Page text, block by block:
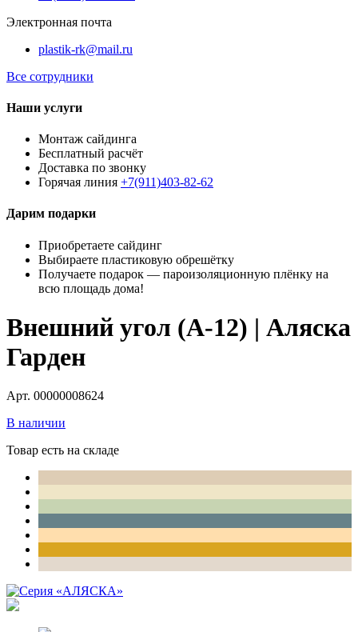
Электронная почта
plastik-rk@mail.ru
Все сотрудники
Наши услуги
Монтаж сайдинга
Бесплатный расчёт
Доставка по звонку
Горячая линия +7(911)403-82-62
Дарим подарки
Приобретаете сайдинг
Выбираете пластиковую обрешётку
Получаете подарок — пароизоляционную плёнку на
всю площадь дома!
Внешний угол (A-12) | Аляска
Гарден
Арт. 00000008624
В наличии
Товар есть на складе